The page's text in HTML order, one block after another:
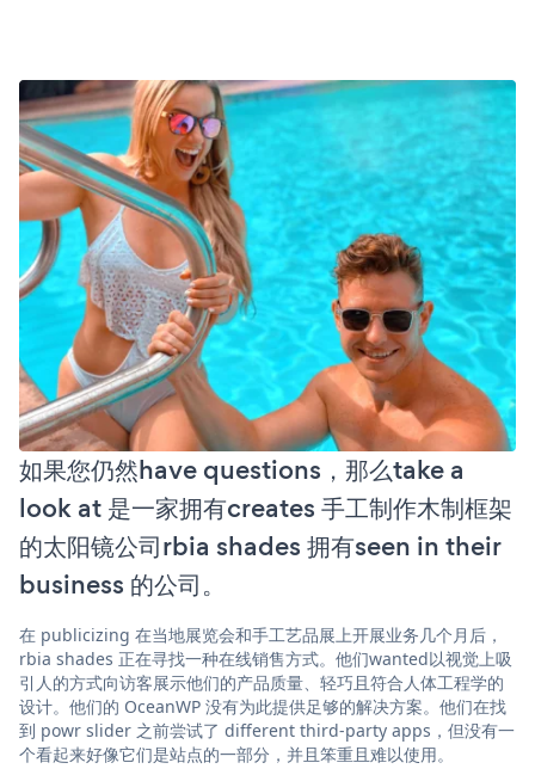
如果您仍然have questions，那么take a
look at 是一家拥有creates 手工制作木制框架
的太阳镜公司rbia shades 拥有seen in their
business 的公司。
在 publicizing 在当地展览会和手工艺品展上开展业务几个月后，
rbia shades 正在寻找一种在线销售方式。他们wanted以视觉上吸
引人的方式向访客展示他们的产品质量、轻巧且符合人体工程学的
设计。他们的 OceanWP 没有为此提供足够的解决方案。他们在找
到 powr slider 之前尝试了 different third-party apps，但没有一
个看起来好像它们是站点的一部分，并且笨重且难以使用。